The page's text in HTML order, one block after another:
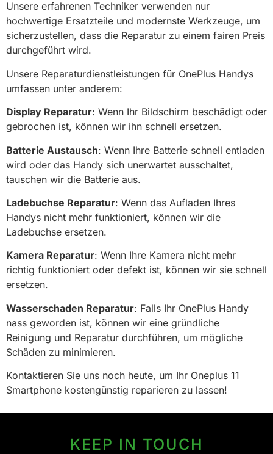
Unsere erfahrenen Techniker verwenden nur
hochwertige Ersatzteile und modernste Werkzeuge, um
sicherzustellen, dass die Reparatur zu einem fairen Preis
durchgeführt wird.
Unsere Reparaturdienstleistungen für OnePlus Handys
umfassen unter anderem:
Display Reparatur: Wenn Ihr Bildschirm beschädigt oder
gebrochen ist, können wir ihn schnell ersetzen.
Batterie Austausch: Wenn Ihre Batterie schnell entladen
wird oder das Handy sich unerwartet ausschaltet,
tauschen wir die Batterie aus.
Ladebuchse Reparatur: Wenn das Aufladen Ihres
Handys nicht mehr funktioniert, können wir die
Ladebuchse ersetzen.
Kamera Reparatur: Wenn Ihre Kamera nicht mehr
richtig funktioniert oder defekt ist, können wir sie schnell
ersetzen.
Wasserschaden Reparatur: Falls Ihr OnePlus Handy
nass geworden ist, können wir eine gründliche
Reinigung und Reparatur durchführen, um mögliche
Schäden zu minimieren.
Kontaktieren Sie uns noch heute, um Ihr Oneplus 11
Smartphone kostengünstig reparieren zu lassen!
KEEP IN TOUCH